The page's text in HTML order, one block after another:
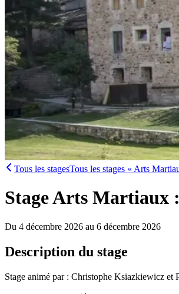
Tous les stagesTous les stages « Arts
Stage Arts Martiaux
Du 4 décembre 2026 au 6 décembre 2026
Description du stage
Stage animé par : Christophe Ksiazkiewicz et